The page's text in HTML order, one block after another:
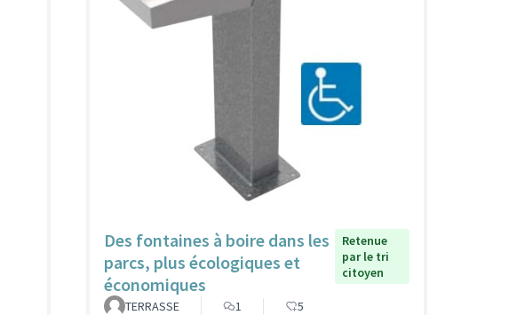
Des fontaines à boire dans les
parcs, plus écologiques et
économiques
Retenue
par le tri
citoyen
TERRASSE 1 5